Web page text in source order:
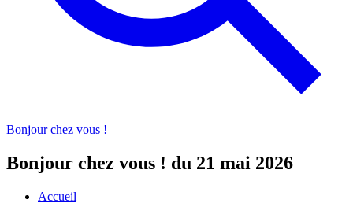
Bonjour chez vous !
Bonjour chez vous ! du 21 mai 2026
Accueil